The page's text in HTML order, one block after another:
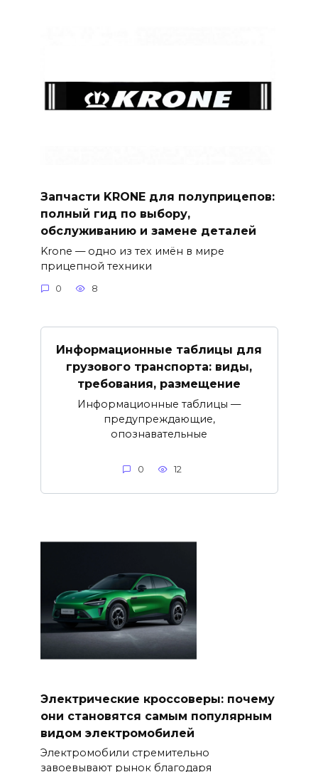
Запчасти KRONE для полуприцепов:
полный гид по выбору,
обслуживанию и замене деталей
Krone — одно из тех имён в мире
прицепной техники
0 8
Информационные таблицы для
грузового транспорта: виды,
требования, размещение
Информационные таблицы —
предупреждающие,
опознавательные
0 12
Электрические кроссоверы: почему
они становятся самым популярным
видом электромобилей
Электромобили стремительно
завоевывают рынок благодаря